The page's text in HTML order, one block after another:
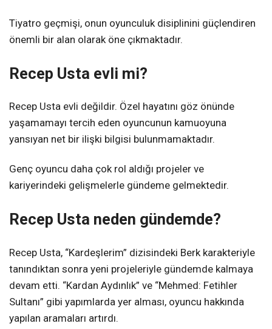
Tiyatro geçmişi, onun oyunculuk disiplinini güçlendiren
önemli bir alan olarak öne çıkmaktadır.
Recep Usta evli mi?
Recep Usta evli değildir. Özel hayatını göz önünde
yaşamamayı tercih eden oyuncunun kamuoyuna
yansıyan net bir ilişki bilgisi bulunmamaktadır.
Genç oyuncu daha çok rol aldığı projeler ve
kariyerindeki gelişmelerle gündeme gelmektedir.
Recep Usta neden gündemde?
Recep Usta, “Kardeşlerim” dizisindeki Berk karakteriyle
tanındıktan sonra yeni projeleriyle gündemde kalmaya
devam etti. “Kardan Aydınlık” ve “Mehmed: Fetihler
Sultanı” gibi yapımlarda yer alması, oyuncu hakkında
yapılan aramaları artırdı.